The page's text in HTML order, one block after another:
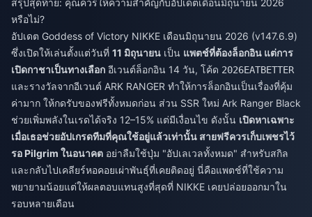
สรุปสุดท้าย: คุณควรให้ความสำคัญกับอัปเดตเดือนมิถุนายน 2026
หรือไม่?
อัปเดต Goddess of Victory NIKKE เดือนมิถุนายน 2026 (v147.6.9)
ซึ่งเปิดให้เล่นตั้งแต่วันที่ 11 มิถุนายน เป็น แพตช์ที่ต้องล็อกอิน แต่การ
เปิดกาชาเป็นทางเลือก อีเวนต์ล็อกอิน 14 วัน, โค้ด 2026EATBETTER
และรางวัลจากอีเวนต์ ARK RANGER ทำให้การล็อกอินเป็นเรื่องที่คุ้ม
ค่ามาก ให้กดรับของฟรีทั้งหมดก่อน ส่วน SSR ใหม่ Ark Ranger Black
ช่วยเพิ่มพลังในเรดได้จริง 12–15% แต่มีเงื่อนไข ดังนั้น เปิดหาเฉพาะ
เมื่อเธอช่วยอัปเกรดทีมที่คุณใช้อยู่แล้วเท่านั้น สายฟรีควรเก็บเพชรไว้
รอ Pilgrim ในอนาคต อย่าลืมใช้ปุ่ม "อัปเลเวลทั้งหมด" สำหรับสกิล
และกลับไปเคลียร์หอคอยเผ่าพันธุ์ที่เคยติดอยู่ นี่คือแพตช์ที่ใช้ความ
พยายามน้อยแต่ให้ผลตอบแทนสูงที่สุดที่ NIKKE เคยปล่อยออกมาใน
รอบหลายเดือน